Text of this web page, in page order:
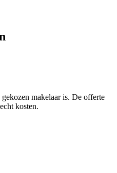
makelaar is. De offerte
kosten.